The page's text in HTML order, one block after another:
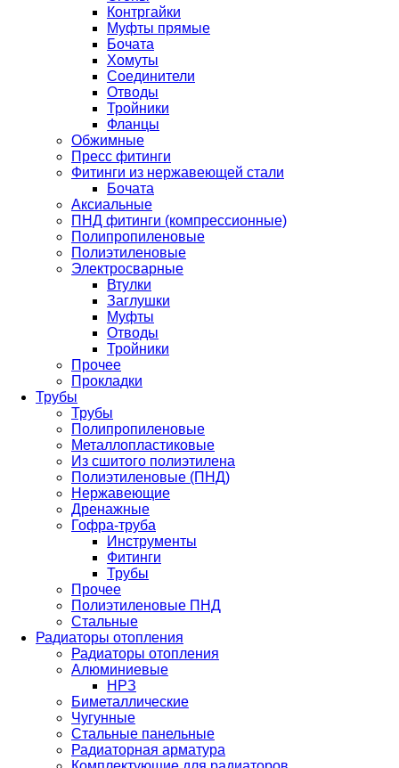
Контргайки
Муфты прямые
Бочата
Хомуты
Соединители
Отводы
Тройники
Фланцы
Обжимные
Пресс фитинги
Фитинги из нержавеющей стали
Бочата
Аксиальные
ПНД фитинги (компрессионные)
Полипропиленовые
Полиэтиленовые
Электросварные
Втулки
Заглушки
Муфты
Отводы
Тройники
Прочее
Прокладки
Трубы
Трубы
Полипропиленовые
Металлопластиковые
Из сшитого полиэтилена
Полиэтиленовые (ПНД)
Нержавеющие
Дренажные
Гофра-труба
Инструменты
Фитинги
Трубы
Прочее
Полиэтиленовые ПНД
Стальные
Радиаторы отопления
Радиаторы отопления
Алюминиевые
НРЗ
Биметаллические
Чугунные
Стальные панельные
Радиаторная арматура